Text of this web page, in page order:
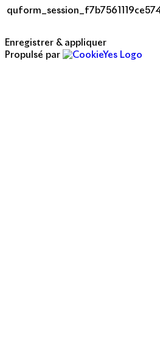
Enregistrer & appliquer
Propulsé par